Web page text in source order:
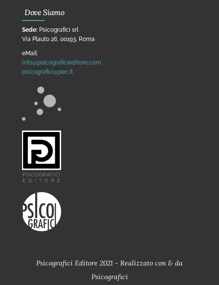
Dove Siamo
Sede: Psicografici srl
Via Plauto 26, 00193, Roma
eMail:
info@psicograficieditore.com
psicografici@pec.it
Psicografici Editore 2021 - Realizzato con & da
Psicografici